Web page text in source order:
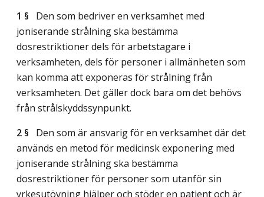
1 § Den som bedriver en verksamhet med
joniserande strålning ska bestämma
dosrestriktioner dels för arbetstagare i
verksamheten, dels för personer i allmänheten som
kan komma att exponeras för strålning från
verksamheten. Det gäller dock bara om det behövs
från strålskyddssynpunkt.
2 § Den som är ansvarig för en verksamhet där det
används en metod för medicinsk exponering med
joniserande strålning ska bestämma
dosrestriktioner för personer som utanför sin
yrkesutövning hjälper och stöder en patient och är